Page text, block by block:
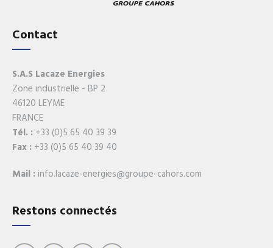
Contact
S.A.S Lacaze Energies
Zone industrielle - BP 2
46120 LEYME
FRANCE
Tél. :+33 (0)5 65 40 39 39
Fax :+33 (0)5 65 40 39 40
Mail : info.lacaze-energies@groupe-cahors.com
Restons connectés